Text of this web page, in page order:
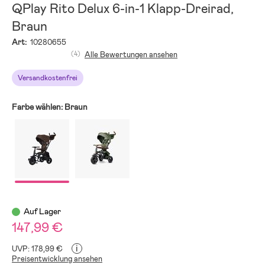
QPlay Rito Delux 6-in-1 Klapp-Dreirad,
Braun
Art: 10280655
Versandkostenfrei
(4) Alle Bewertungen ansehen
Farbe wählen: Braun
Auf Lager
147,99 €
UVP: 178,99 € i
Preisentwicklung ansehen